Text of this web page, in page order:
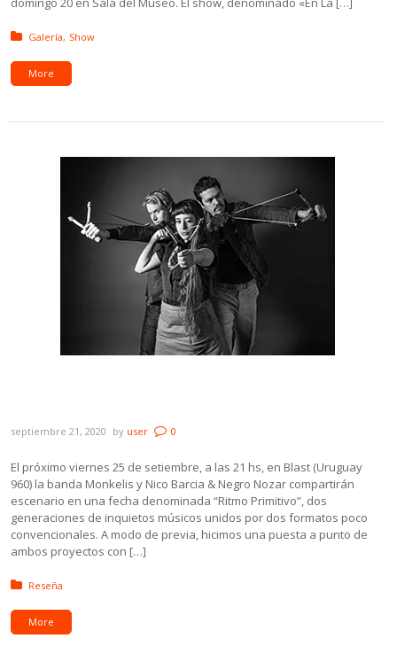
Posted in:
Galería Show
More
septiembre 21, 2020 by user 0
El próximo viernes 25 de setiembre, a las 21 hs, en Blast (Uruguay
960) la banda Monkelis y Nico Barcia & Negro Nozar compartirán
escenario en una fecha denominada “Ritmo Primitivo”, dos
generaciones de inquietos músicos unidos por dos formatos poco
convencionales. A modo de previa, hicimos una puesta a punto de
ambos proyectos con […]
Posted in:
Reseña
More